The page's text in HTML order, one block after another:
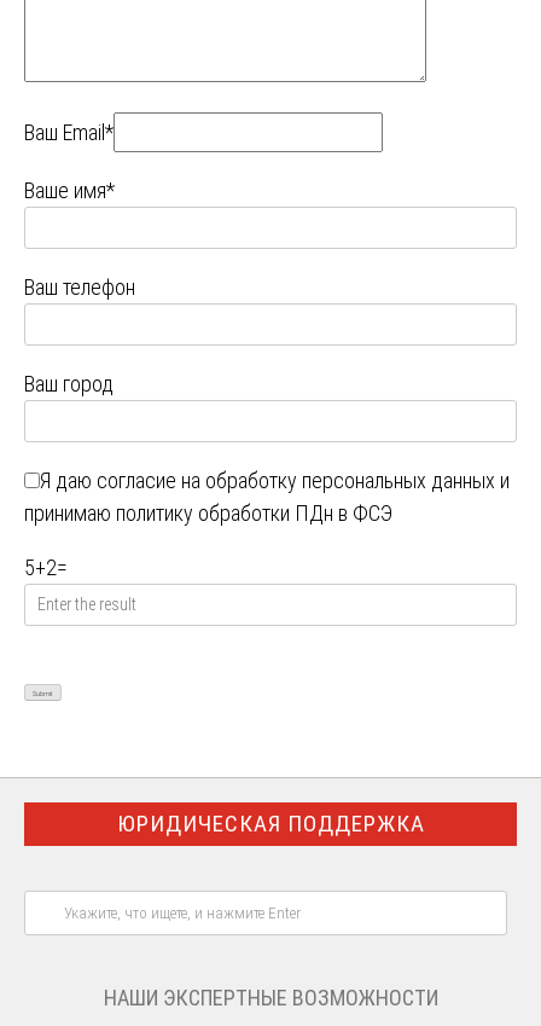
Ваш Email*
Ваше имя*
Ваш телефон
Ваш город
Я даю согласие на обработку персональных данных и
принимаю политику обработки ПДн в ФСЭ
5+2=
ЮРИДИЧЕСКАЯ ПОДДЕРЖКА
НАШИ ЭКСПЕРТНЫЕ ВОЗМОЖНОСТИ